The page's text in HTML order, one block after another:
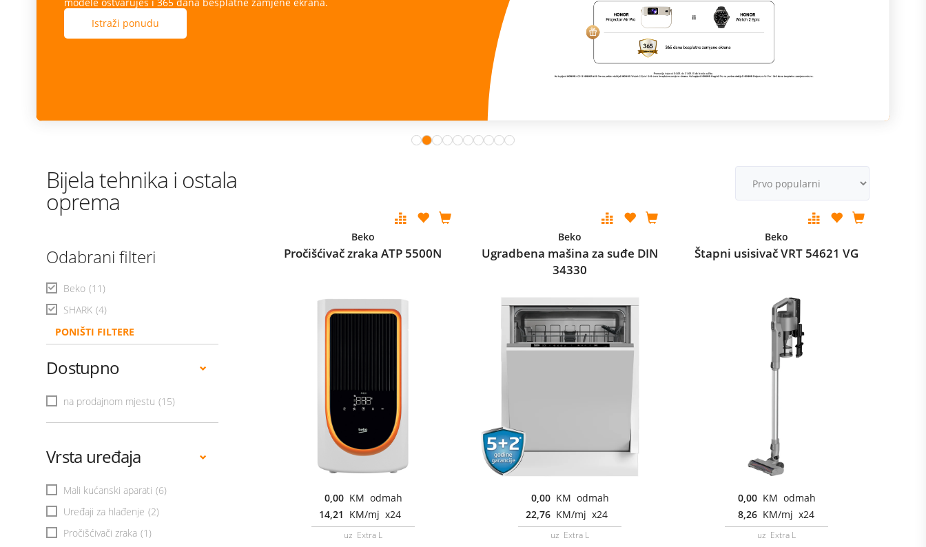
Istraži ponudu
Bijela tehnika i ostala
oprema
Odabrani filteri
Beko (11)
SHARK (4)
PONIŠTI FILTERE
Dostupno
na prodajnom mjestu (15)
Vrsta uređaja
Mali kućanski aparati (6)
Uređaji za hlađenje (2)
Pročišćivači zraka (1)
Beko
Pročišćivač zraka ATP 5500N
0,00 KM odmah
14,21 KM/mj x24
uz Extra L
Beko
Ugradbena mašina za suđe DIN
34330
0,00 KM odmah
22,76 KM/mj x24
uz Extra L
Beko
Štapni usisivač VRT 54621 VG
0,00 KM odmah
8,26 KM/mj x24
uz Extra L